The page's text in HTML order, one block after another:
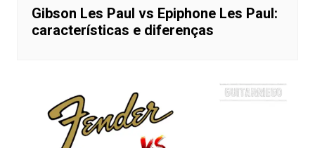
Gibson Les Paul vs Epiphone Les Paul:
características e diferenças